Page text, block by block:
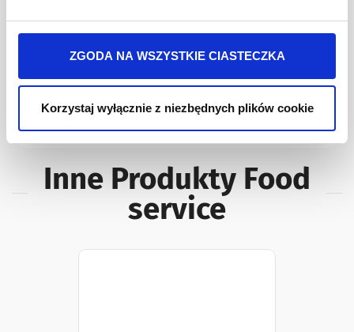
Więcej informacji o przetwarzaniu danych osobowych
ZGODA NA WSZYSTKIE CIASTECZKA
Korzystaj wyłącznie z niezbędnych plików cookie
Koncentrat pomidorowy 28-30% / Puszka 4350g
Inne Produkty Food
service